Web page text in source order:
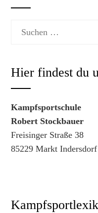
Hier findest du
Kampfsportschule
Robert Stockbauer
Freisinger Straße 38
85229 Markt Indersdorf